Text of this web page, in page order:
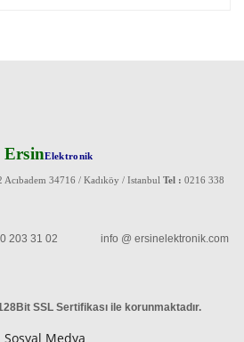
ErsinElektronik
34716 / Kadıköy / Istanbul Tel : 0216 338
203 31 02 info @ ersinelektronik.com
SSL Sertifikası ile korunmaktadır.
Sosyal Medya